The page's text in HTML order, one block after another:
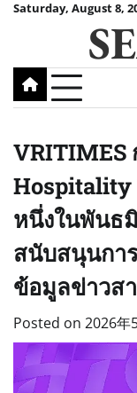
SkipSaturday, August 8,
VRITIMES
Hospitality
หนึ่งในพันธ
สนับสนุนกา
ข้อมูลข่าวส
Posted on 2026年